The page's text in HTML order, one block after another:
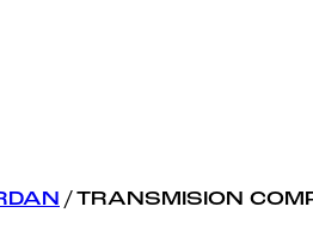
/ TRANSMISION